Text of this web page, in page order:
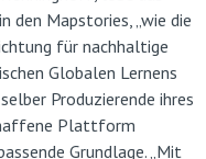
den Mapstories, „wie die
für nachhaltige
Globalen Lernens
Produzierende ihres
Plattform
Grundlage. „Mit